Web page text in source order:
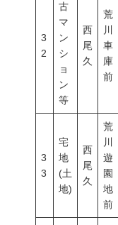
3
2
古
マ
ン
シ
ョ
ン
等
西
尾
久
荒
川
車
庫
前
3
3
宅
地
(土
地)
西
尾
久
荒
川
遊
園
地
前